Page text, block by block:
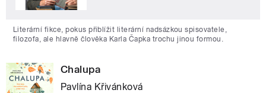
Literární fikce, pokus přiblížit literární nadsázkou spisovatele,
filozofa, ale hlavně člověka Karla Čapka trochu jinou formou.
Chalupa
Pavlína Křivánková